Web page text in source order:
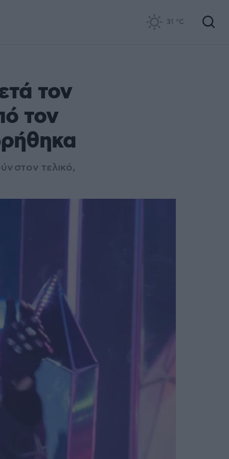
31 °C
τον
τον
στον τελικό,